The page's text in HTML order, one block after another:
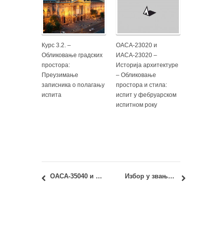
Курс 3.2. –
Обликовање градских
простора:
Преузимање
записника о полагању
испита
ОАСА-23020 и
ИАСА-23020 –
Историја архитектуре
– Обликовање
простора и стила:
испит у фебруарском
испитном року
ОАСА-35040 и ИАСА-35040 Урбана анализа и планирање: Септембарски испитни рок – Увид у радове Избор у звање ванредног професора: Игор Рајковић, дипл.инж.арх.